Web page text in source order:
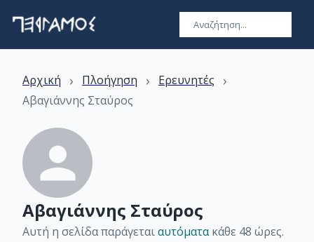
Αρχική › Πλοήγηση › Ερευνητές ›
Αβαγιάννης Σταύρος
Αβαγιάννης Σταύρος
Αυτή η σελίδα παράγεταιαυτόματακάθε 48 ώρες.